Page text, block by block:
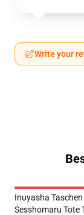
Write your
Inuyasha
Sesshomaru Tote